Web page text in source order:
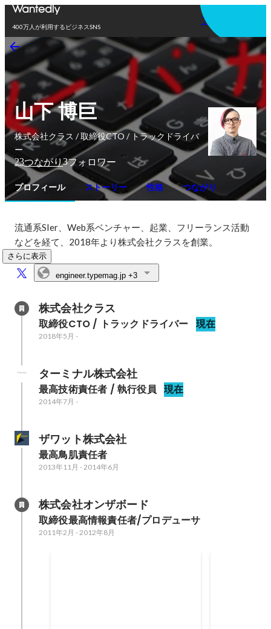
400万人が利用するビジネスSNS
アプリを使う
山下 博巨
株式会社クラス / 取締役CTO / トラックドライバ
ー
23つながり3フォロワー
プロフィール ストーリー 性格 つながり
流通系SIer、Web系ベンチャー、起業、フリーランス活動
などを経て、2018年より株式会社クラスを創業。
さらに表示
engineer.typemag.jp +3
株式会社クラス
取締役CTO / トラックドライバー 現在
2018年5月 -
ターミナル株式会社
最高技術責任者 / 執行役員 現在
2014年7月 -
ザワット株式会社
最高鳥肌責任者
2013年11月 -2014年6月
株式会社オンザボード
取締役最高情報責任者/プロデューサ
2011年2月 -2012年8月